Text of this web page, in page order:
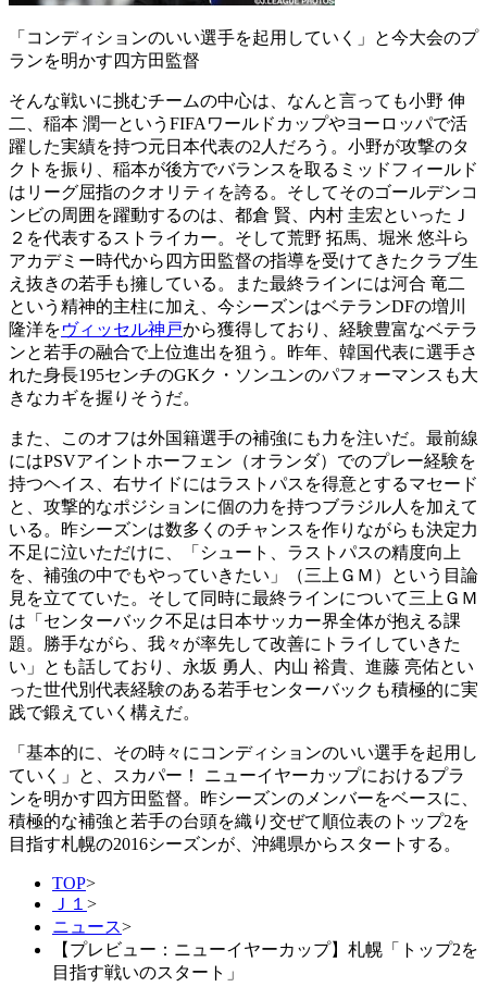
「コンディションのいい選手を起用していく」と今大会のプ
ランを明かす四方田監督
そんな戦いに挑むチームの中心は、なんと言っても小野 伸
二、稲本 潤一というFIFAワールドカップやヨーロッパで活
躍した実績を持つ元日本代表の2人だろう。小野が攻撃のタ
クトを振り、稲本が後方でバランスを取るミッドフィールド
はリーグ屈指のクオリティを誇る。そしてそのゴールデンコ
ンビの周囲を躍動するのは、都倉 賢、内村 圭宏といったＪ
２を代表するストライカー。そして荒野 拓馬、堀米 悠斗ら
アカデミー時代から四方田監督の指導を受けてきたクラブ生
え抜きの若手も擁している。また最終ラインには河合 竜二
という精神的主柱に加え、今シーズンはベテランDFの増川
隆洋をヴィッセル神戸から獲得しており、経験豊富なベテラ
ンと若手の融合で上位進出を狙う。昨年、韓国代表に選手さ
れた身長195センチのGKク・ソンユンのパフォーマンスも大
きなカギを握りそうだ。
また、このオフは外国籍選手の補強にも力を注いだ。最前線
にはPSVアイントホーフェン（オランダ）でのプレー経験を
持つヘイス、右サイドにはラストパスを得意とするマセード
と、攻撃的なポジションに個の力を持つブラジル人を加えて
いる。昨シーズンは数多くのチャンスを作りながらも決定力
不足に泣いただけに、「シュート、ラストパスの精度向上
を、補強の中でもやっていきたい」（三上ＧＭ）という目論
見を立てていた。そして同時に最終ラインについて三上ＧＭ
は「センターバック不足は日本サッカー界全体が抱える課
題。勝手ながら、我々が率先して改善にトライしていきた
い」とも話しており、永坂 勇人、内山 裕貴、進藤 亮佑とい
った世代別代表経験のある若手センターバックも積極的に実
践で鍛えていく構えだ。
「基本的に、その時々にコンディションのいい選手を起用し
ていく」と、スカパー！ ニューイヤーカップにおけるプラ
ンを明かす四方田監督。昨シーズンのメンバーをベースに、
積極的な補強と若手の台頭を織り交ぜて順位表のトップ2を
目指す札幌の2016シーズンが、沖縄県からスタートする。
TOP>
Ｊ１ >
ニュース>
【プレビュー：ニューイヤーカップ】札幌「トップ2を
目指す戦いのスタート」